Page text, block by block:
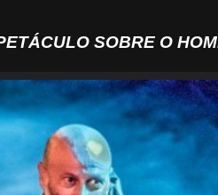
SOBRE O